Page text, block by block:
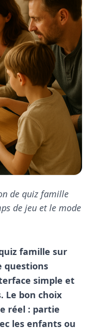
de quiz famille
de jeu et le mode
famille sur
questions
simple et
Le bon choix
réel : partie
les enfants ou